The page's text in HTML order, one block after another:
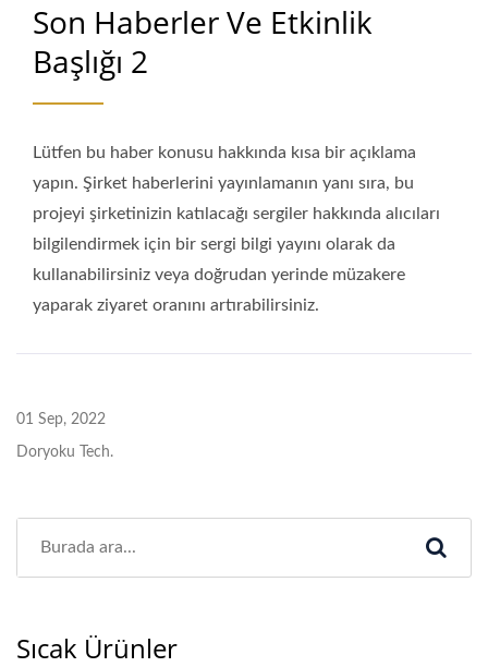
Son Haberler Ve Etkinlik
Başlığı 2
Lütfen bu haber konusu hakkında kısa bir açıklama
yapın. Şirket haberlerini yayınlamanın yanı sıra, bu
projeyi şirketinizin katılacağı sergiler hakkında alıcıları
bilgilendirmek için bir sergi bilgi yayını olarak da
kullanabilirsiniz veya doğrudan yerinde müzakere
yaparak ziyaret oranını artırabilirsiniz.
01 Sep, 2022
Doryoku Tech.
Sıcak Ürünler